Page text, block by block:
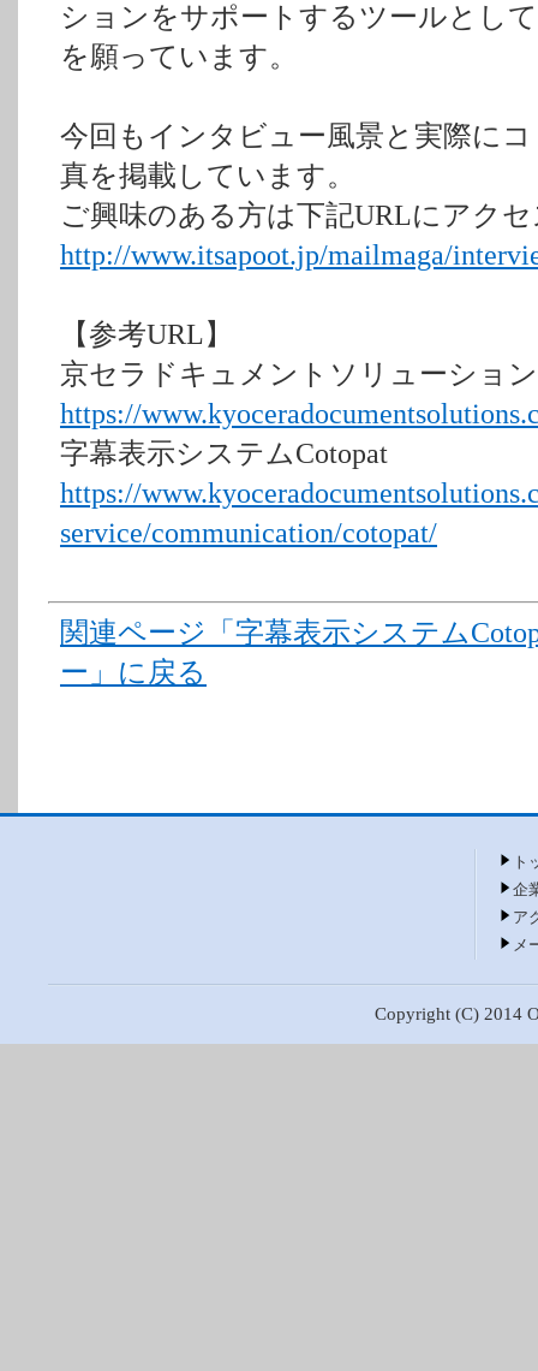
ションをサポートするツールとし
を願っています。
今回もインタビュー風景と実際に
真を掲載しています。
ご興味のある方は下記URLにアク
http://www.itsapoot.jp/mailmaga/
【参考URL】
京セラドキュメントソリューショ
https://
字幕表示システムCotopat
https://
service/communication/cotopat/
関連ページ「字幕表示システム
ー」に戻る
ト
企
ア
メ
Copyright (C) 2014